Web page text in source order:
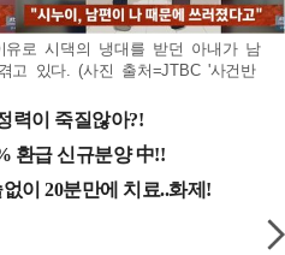
유로 시댁의 냉대를 받던 아내가 남
고 있다. (사진 출처=JTBC '사건반